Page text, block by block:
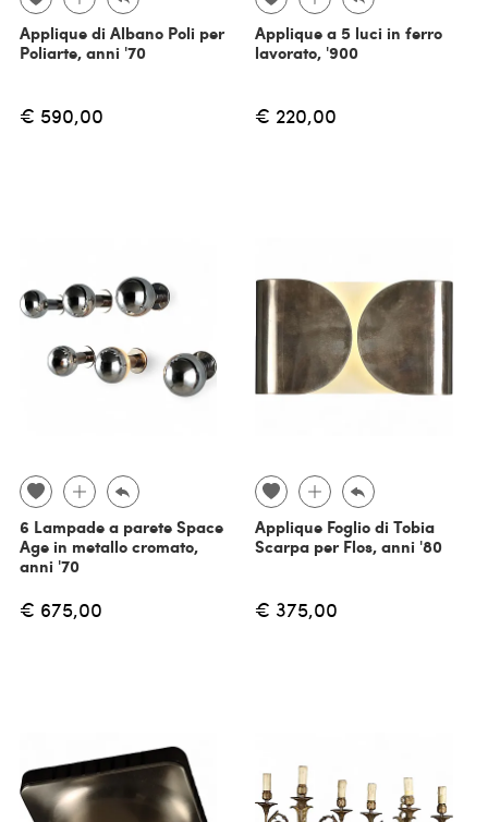
Applique di Albano Poli per
Poliarte, anni '70
€ 590,00
Applique a 5 luci in ferro
lavorato, '900
€ 220,00
6 Lampade a parete Space
Age in metallo cromato,
anni '70
€ 675,00
Applique Foglio di Tobia
Scarpa per Flos, anni '80
€ 375,00